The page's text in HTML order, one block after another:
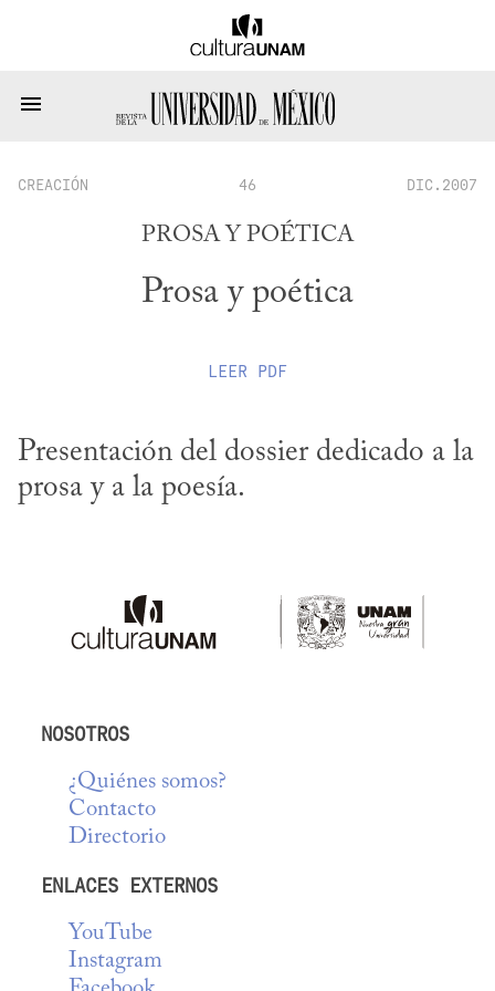
CREACIÓN 46 DIC.2007
PROSA Y POÉTICA
Prosa y poética
LEER PDF
Presentación del dossier dedicado a la
prosa y a la poesía.
NOSOTROS
¿Quiénes somos?
Contacto
Directorio
ENLACES EXTERNOS
YouTube
Instagram